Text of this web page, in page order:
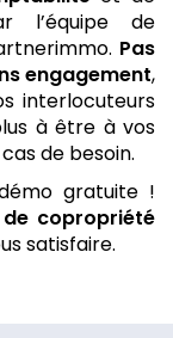
l’équipe de
Pas
engagement,
interlocuteurs
à être à vos
de besoin.
gratuite !
copropriété
satisfaire.